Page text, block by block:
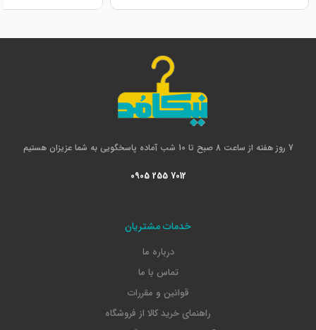
7 روز هفته از ساعت 8 صبح تا 10 شب آماده پاسخگویی به شما عزیزان هستیم
0905 255 7012
خدمات مشتریان
درباره ما
تماس با ما
قوانین و مقررات
راهنمای خرید کالا از فروشگاه